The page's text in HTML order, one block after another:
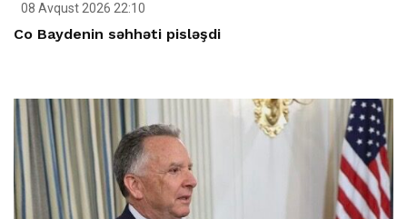
08 Avqust 2026 22:10
Co Baydenin səhhəti pisləşdi